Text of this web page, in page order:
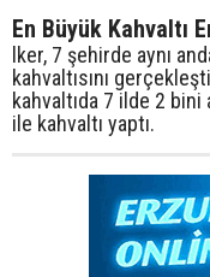
En Büyük Kahvaltı
lker, 7 şehirde aynı
kahvaltısını
kahvaltıda 7 ilde 2 bini
ile kahvaltı yaptı.